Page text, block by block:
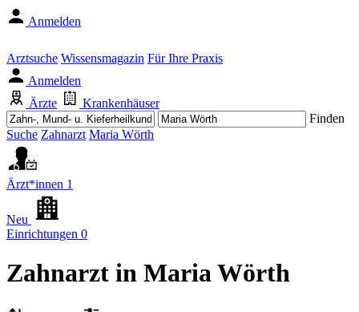
Anmelden
Arztsuche Wissensmagazin Für Ihre Praxis
Anmelden
Ärzte
Krankenhäuser
Finden
Suche Zahnarzt Maria Wörth
Ärzt*innen 1
Neu
Einrichtungen 0
Zahnarzt in Maria Wörth